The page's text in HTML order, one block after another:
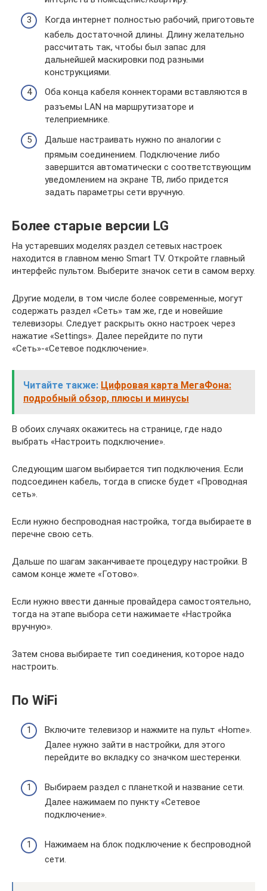
Когда интернет полностью рабочий, приготовьте
кабель достаточной длины. Длину желательно
рассчитать так, чтобы был запас для
дальнейшей маскировки под разными
конструкциями.
Оба конца кабеля коннекторами вставляются в
разъемы LAN на маршрутизаторе и
телеприемнике.
Дальше настраивать нужно по аналогии с
прямым соединением. Подключение либо
завершится автоматически с соответствующим
уведомлением на экране ТВ, либо придется
задать параметры сети вручную.
Более старые версии LG
На устаревших моделях раздел сетевых настроек
находится в главном меню Smart TV. Откройте главный
интерфейс пультом. Выберите значок сети в самом верху.
Другие модели, в том числе более современные, могут
содержать раздел «Сеть» там же, где и новейшие
телевизоры. Следует раскрыть окно настроек через
нажатие «Settings». Далее перейдите по пути
«Сеть»-«Сетевое подключение».
Читайте также: Цифровая карта МегаФона:
подробный обзор, плюсы и минусы
В обоих случаях окажитесь на странице, где надо
выбрать «Настроить подключение».
Следующим шагом выбирается тип подключения. Если
подсоединен кабель, тогда в списке будет «Проводная
сеть».
Если нужно беспроводная настройка, тогда выбираете в
перечне свою сеть.
Дальше по шагам заканчиваете процедуру настройки. В
самом конце жмете «Готово».
Если нужно ввести данные провайдера самостоятельно,
тогда на этапе выбора сети нажимаете «Настройка
вручную».
Затем снова выбираете тип соединения, которое надо
настроить.
По WiFi
Включите телевизор и нажмите на пульт «Home».
Далее нужно зайти в настройки, для этого
перейдите во вкладку со значком шестеренки.
Выбираем раздел с планеткой и название сети.
Далее нажимаем по пункту «Сетевое
подключение».
Нажимаем на блок подключение к беспроводной
сети.